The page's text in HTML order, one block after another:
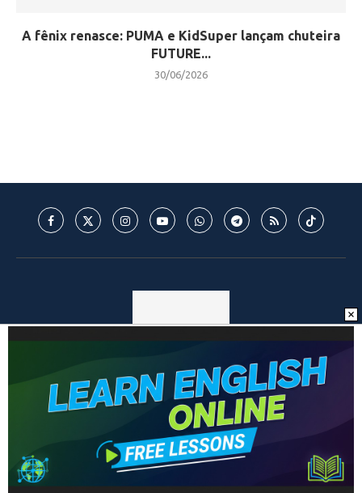
A fênix renasce: PUMA e KidSuper lançam chuteira
FUTURE...
30/06/2026
© 2025 - Mantos do Futebol - MDF - Todos os direitos reservados. -
Política de Privacidade